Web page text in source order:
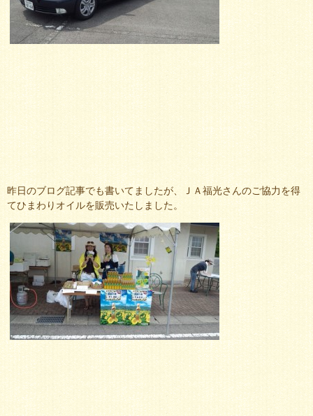
昨日のブログ記事でも書いてましたが、ＪＡ福光さんのご協力を得
てひまわりオイルを販売いたしました。